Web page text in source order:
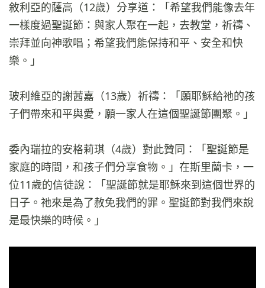
敘利亞的薩高（12歲）分享道：「希望我們能像去年
一樣度過聖誕節：與家人聚在一起，去教堂，祈禱、
崇拜並向神歌唱；希望我們能保持和平、安全和快
樂。」
玻利維亞的謝茜嘉（13歲）祈禱：「願耶穌給祂的孩
子們帶來和平與愛，願一家人在這個聖誕節團聚。」
委內瑞拉的安格莉琪（4歲）對此贊同：「聖誕節是
家庭的時間，和孩子們分享食物。」在斯里蘭卡，一
位11歲的信徒說：「聖誕節就是耶穌來到這個世界的
日子。祂來是為了赦免我們的罪。聖誕節對我們來說
是最快樂的時候。」